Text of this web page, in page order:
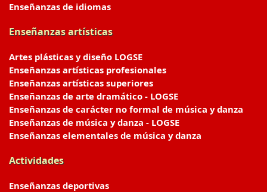
Enseñanzas de idiomas
Enseñanzas artísticas
Artes plásticas y diseño LOGSE
Enseñanzas artísticas profesionales
Enseñanzas artísticas superiores
Enseñanzas de arte dramático - LOGSE
Enseñanzas de carácter no formal de música y danza
Enseñanzas de música y danza - LOGSE
Enseñanzas elementales de música y danza
Actividades
Enseñanzas deportivas